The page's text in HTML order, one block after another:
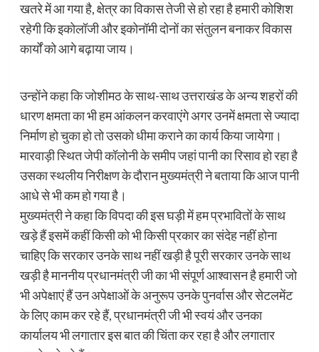
खतरे में आ गया है, क्षेत्र का विकास तेजी से हो रहा है हमारी कोशिश
रहेगी कि इकोलॉजी और इकोनॉमी दोनों का संतुलन बनाकर विकास
कार्यों को आगे बढ़ाया जाय।
उन्होंने कहा कि जोशीमठ के साथ-साथ उत्तराखंड के अन्य शहरों की
धारण क्षमता का भी हम आंकलन करवाएंगे अगर उनमें क्षमता से ज्यादा
निर्माण हो चुका हो तो उसको धीमा कराने का कार्य किया जायेगा।
मारवाड़ी स्थित जेपी कॉलोनी के समीप जहां पानी का रिसाव हो रहा है
उसका स्थलीय निरीक्षण के दौरान मुख्यमंत्री ने बताया कि आज पानी
आधे से भी कम हो गया है।
मुख्यमंत्री ने कहा कि विपदा की इस घड़ी में हम प्रभावितों के साथ
खड़े हैं इसमें कहीं किसी को भी किसी प्रकार का संदेह नहीं होना
चाहिए कि सरकार उनके साथ नहीं खड़ी है पूरी सरकार उनके साथ
खड़ी है माननीय प्रधानमंत्री जी का भी संपूर्ण आश्वासन है हमारी जो
भी अपेक्षाएं हैं उन अपेक्षाओं के अनुरूप उनके पुनर्वास और सेटलमेंट
के लिए काम कर रहे हैं, प्रधानमंत्री जी भी स्वयं और उनका
कार्यालय भी लगातार इस बात की चिंता कर रहा है और लगातार